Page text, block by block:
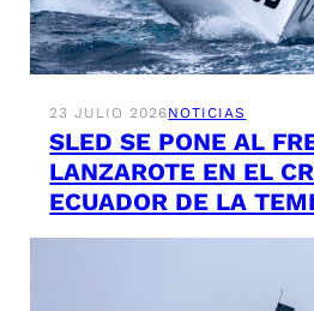
23 JULIO 2026NOTICIAS
SLED SE PONE AL
LANZAROTE EN EL
ECUADOR DE LA